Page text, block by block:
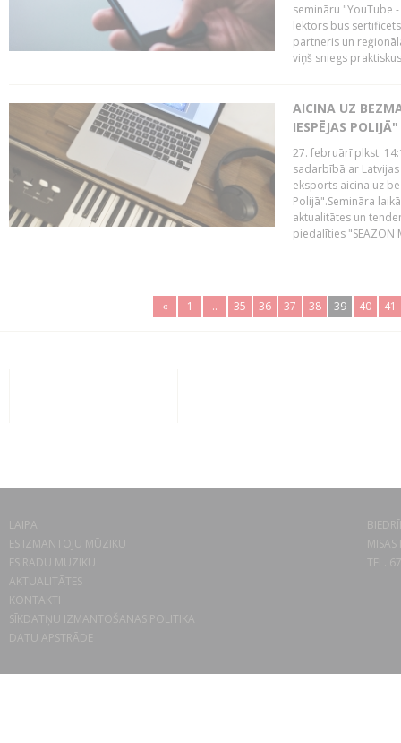
semināru "YouTube
lektors būs
partneris un
viņš sniegs
AICINA UZ
IESPĒJAS POLIJĀ"
27. februārī plkst.
sadarbībā ar
eksports aicina uz
Polijā".Semināra
aktualitātes un
piedalīties "SEAZON
« 1 .. 35 36 37 38 39 40 41
LAIPA
ES IZMANTOJU MŪZIKU
ES RADU MŪZIKU
AKTUALITĀTES
KONTAKTI
SĪKDATŅU IZMANTOŠANAS POLITIKA
DATU APSTRĀDE
TEL.